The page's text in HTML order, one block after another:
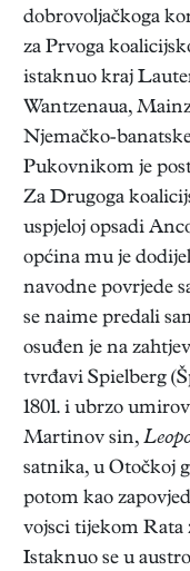
dobrovoljačkoga
za Prvoga
istaknuo kraj
Wantzenaua,
Njemačko-
Pukovnikom je
Za Drugoga
uspjeloj opsadi
općina mu je
navodne povrjede
se naime predali
osuđen je na
tvrđavi Spielberg
1801. i ubrzo
Martinov sin,
satnika, u Otočkoj
potom kao
vojsci tijekom Rata
Istaknuo se u